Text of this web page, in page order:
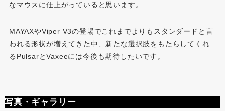
なマウスに仕上がっていると思います。
MAYAXやViper V3の登場でこれまでよりもスタンダードと言
われる形状が増えてきた中、新たな選択肢をもたらしてくれ
るPulsarとVaxeeには今後も期待したいです。
写真・ギャラリー